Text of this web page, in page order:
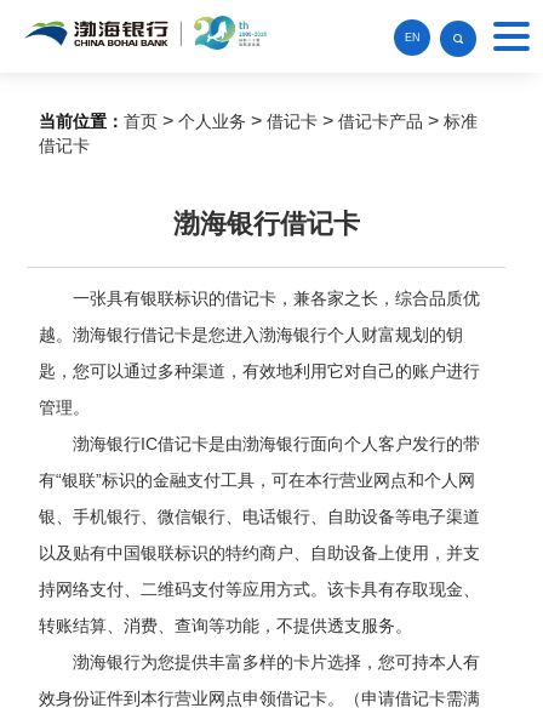
EN
当前位置： 首页> 个人业务 > 借记卡> 借记卡产品 > 标准
借记卡
渤海银行借记卡
一张具有银联标识的借记卡，兼各家之长，综合品质优
越。渤海银行借记卡是您进入渤海银行个人财富规划的钥
匙，您可以通过多种渠道，有效地利用它对自己的账户进行
管理。
渤海银行IC借记卡是由渤海银行面向个人客户发行的带
有“银联”标识的金融支付工具，可在本行营业网点和个人网
银、 手机银行、 微信银行、 电话银行、自助设备等电子渠道
以及贴有中国银联标识的特约商户、自助设备 上使用 ， 并支
持网络支付、二维码支付等应用方式。 该卡具有存取现金、
转账结算、 消费、查询等功能，不提供透支服务。
渤海银行为您提供丰富多样的卡片选择， 您可持本人有
效身份证件到本行营业网点申领借记卡。（申请借记卡需满